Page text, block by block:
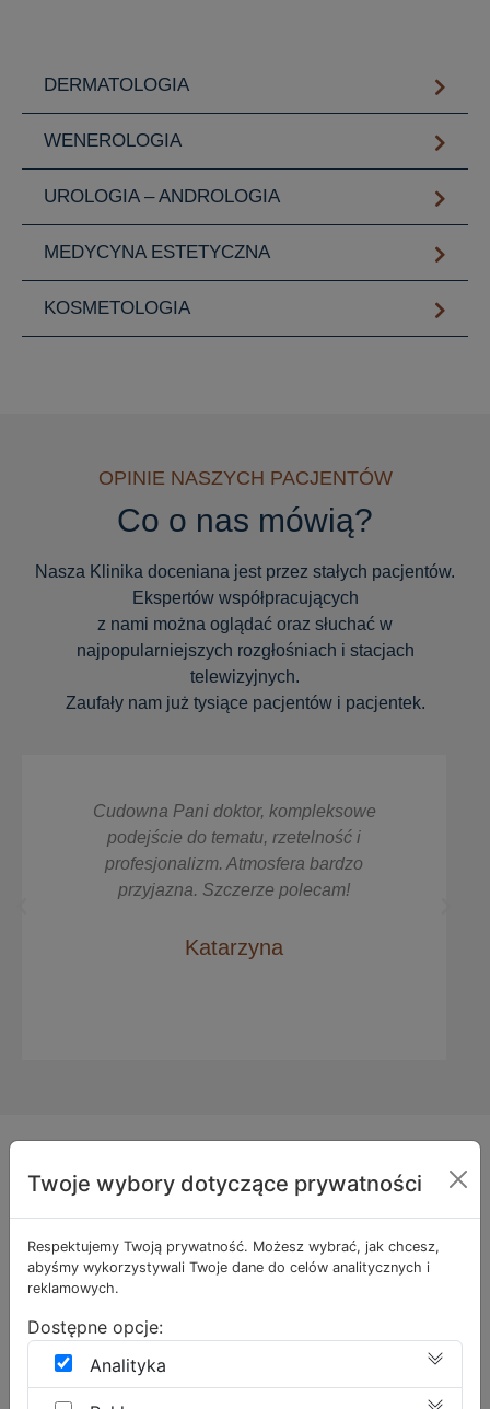
DERMATOLOGIA
WENEROLOGIA
UROLOGIA – ANDROLOGIA
MEDYCYNA ESTETYCZNA
KOSMETOLOGIA
OPINIE NASZYCH PACJENTÓW
Co o nas mówią?
Nasza Klinika doceniana jest przez stałych pacjentów.
Ekspertów współpracujących
z nami można oglądać oraz słuchać w
najpopularniejszych rozgłośniach i stacjach
telewizyjnych.
Zaufały nam już tysiące pacjentów i pacjentek.
Super empatyczna, mila i kompetentna
Pani Doktor. Ogrom wiedzy, zabiegi
wykonywane przez Panią Doktor są
przemyślane, bez naciągania klienta,
z całego serca!
Wiedza dla Ciebie
Groźne konsekwencje oparzeń
słonecznych. Dr Joanna Sałkowska-
Wanat radzi
Twoje wybory dotyczące prywatności
Respektujemy Twoją prywatność. Możesz wybrać, jak chcesz,
abyśmy wykorzystywali Twoje dane do celów analitycznych i
reklamowych.
Dostępne opcje:
Analityka